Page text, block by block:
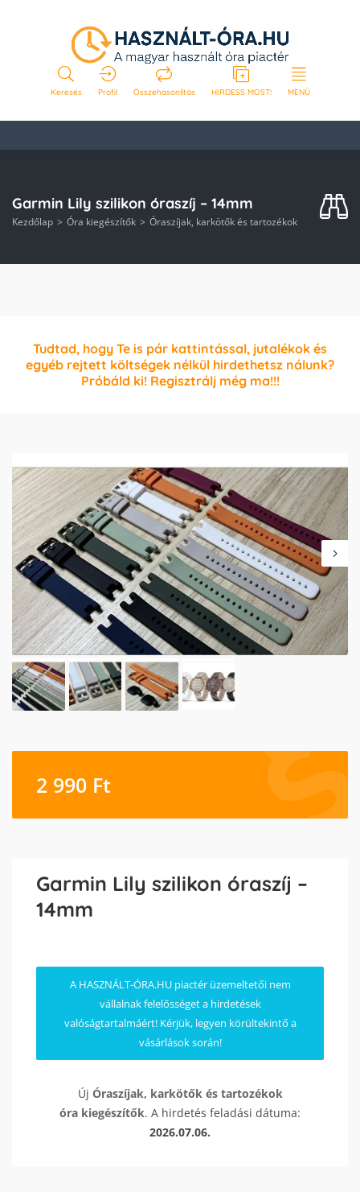
Keresés Profil Összehasonlítás HIRDESS MOST! MENÜ
Garmin Lily szilikon óraszíj – 14mm
Kezdőlap Óra kiegészítők Óraszíjak, karkötők és tartozékok
Tudtad, hogy Te is pár kattintással, jutalékok és
egyéb rejtett költségek nélkül hirdethetsz nálunk?
Próbáld ki! Regisztrálj még ma!!!
2 990 Ft
Garmin Lily szilikon óraszíj –
14mm
A HASZNÁLT-ÓRA.HU piactér üzemeltetői nem
vállalnak felelősséget a hirdetések
valóságtartalmáért! Kérjük, legyen körültekintő a
vásárlások során!
Új Óraszíjak, karkötők és tartozékok
óra kiegészítők. A hirdetés feladási dátuma:
2026.07.06.